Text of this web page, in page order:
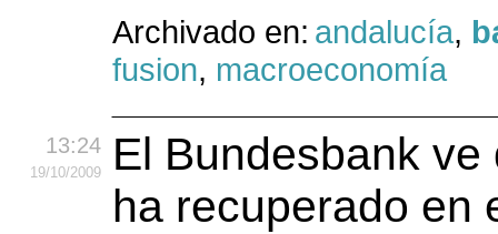
Archivado en: andalucía,
fusion, macroeconomía
13:24
19/10/2009
El Bundesbank
ha recuperado en